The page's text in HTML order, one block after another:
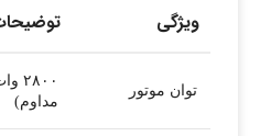
ویژگی
توان موتور
مداوم)